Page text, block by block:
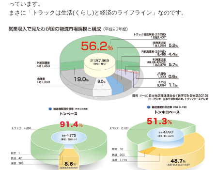
っています。
まさに「トラックは生活(くらし)と経済のライフライン」なのです。